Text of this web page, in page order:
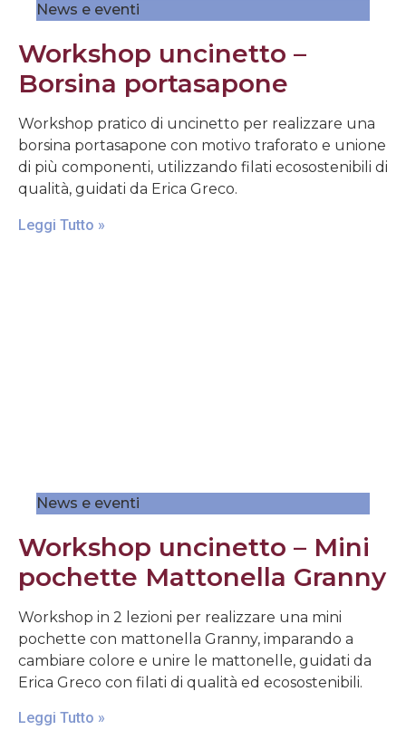
News e eventi
Workshop uncinetto –
Borsina portasapone
Workshop pratico di uncinetto per realizzare una
borsina portasapone con motivo traforato e unione
di più componenti, utilizzando filati ecosostenibili di
qualità, guidati da Erica Greco.
Leggi Tutto »
News e eventi
Workshop uncinetto – Mini
pochette Mattonella Granny
Workshop in 2 lezioni per realizzare una mini
pochette con mattonella Granny, imparando a
cambiare colore e unire le mattonelle, guidati da
Erica Greco con filati di qualità ed ecosostenibili.
Leggi Tutto »